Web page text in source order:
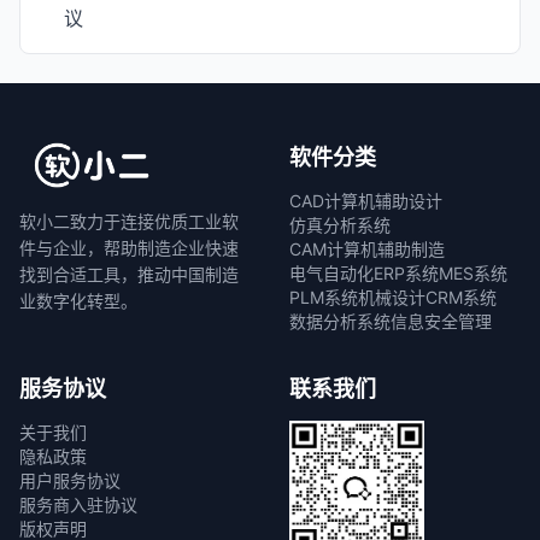
议
软小二致力于连接优质工业软
件与企业，帮助制造企业快速
找到合适工具，推动中国制造
业数字化转型。
软件分类
CAD计算机辅助设计
仿真分析系统
CAM计算机辅助制造
电气自动化ERP系统MES系统
PLM系统机械设计CRM系统
数据分析系统信息安全管理
服务协议
关于我们
隐私政策
用户服务协议
服务商入驻协议
版权声明
联系我们